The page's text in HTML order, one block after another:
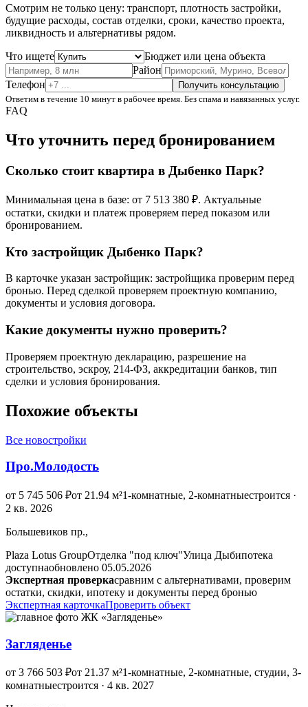
Смотрим не только цену: транспорт, плотность застройки,
будущие расходы, состав отделки, сроки, качество проекта,
ликвидность и альтернативы рядом.
Что ищете
Бюджет или цена объекта
Район
Телефон
Получить консультацию
Ответим в течение 10 минут в рабочее время. Без спама и навязанных услуг.
FAQ
Что уточнить перед бронированием
Сколько стоит квартира в Дыбенко Парк?
Минимальная цена в базе: от 7 513 380 ₽. Актуальные
остатки, скидки и платеж проверяем перед показом или
бронированием.
Кто застройщик Дыбенко Парк?
В карточке указан застройщик: застройщика проверим перед
бронью. Перед сделкой проверяем проектную компанию,
документы и условия договора.
Какие документы нужно проверить?
Проверяем проектную декларацию, разрешение на
строительство, эскроу, 214-ФЗ, аккредитации банков, тип
сделки и условия бронирования.
Похожие объекты
Все новостройки
Про.Молодость
от 5 745 506 ₽от 21.94 м²1-комнатные, 2-комнатныестроится ·
2 кв. 2026
Большевиков пр.,
Plaza Lotus GroupОтделка "под ключ"Улица Дыбипотека
доступнаобновлено 05.05.2026
Экспертная проверкасравним с альтернативами, проверим
остатки, скидки, ипотеку и документы перед бронью
Экспертная карточкаПроверить объект
Загляденье
от 3 766 503 ₽от 21.37 м²1-комнатные, 2-комнатные, студии, 3-
комнатныестроится · 4 кв. 2027